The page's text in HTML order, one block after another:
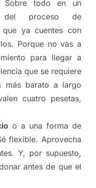
Sobre todo en un
del proceso de
ya cuentes con
Porque no vas a
para llegar a
que se requiere
más barato a largo
cuatro pesetas,
o a una forma de
flexible. Aprovecha
Y, por supuesto,
antes de que el